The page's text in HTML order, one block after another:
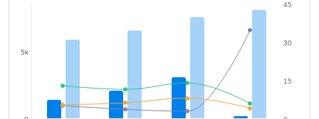
5k
15
30
45
liệu